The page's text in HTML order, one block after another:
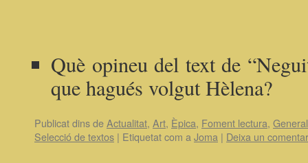
Què opineu del text de
que hagués volgut Hèlena?
Publicat dins deActualitat, Art, Èpica, Foment lectura, General
Selecció de textos | Etiquetat com aJoma | Deixa un